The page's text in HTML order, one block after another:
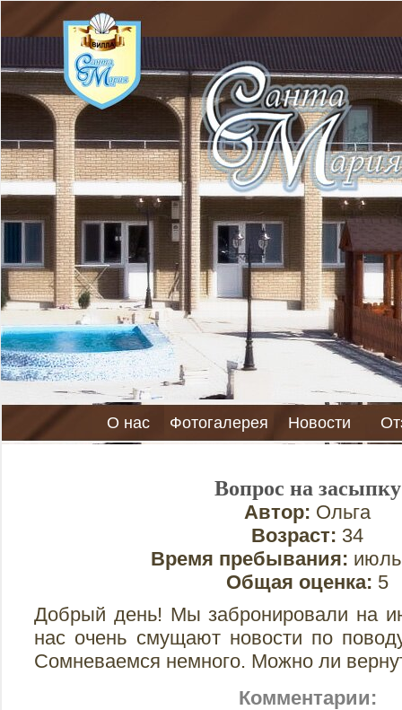
О нас Фотогалерея Новости
Вопрос на засыпку
Автор: Ольга
Возраст: 34
Время пребывания:
Общая оценка: 5
Добрый день! Мы забронировали на
нас очень смущают новости по
Сомневаемся немного. Можно ли
Комментарии: